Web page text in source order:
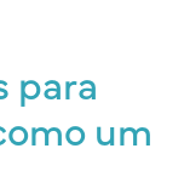
para
um